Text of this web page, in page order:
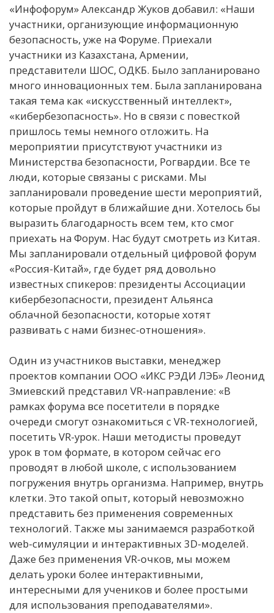
«Инфофорум» Александр Жуков добавил: «Наши
участники, организующие информационную
безопасность, уже на Форуме. Приехали
участники из Казахстана, Армении,
представители ШОС, ОДКБ. Было запланировано
много инновационных тем. Была запланирована
такая тема как «искусственный интеллект»,
«кибербезопасность». Но в связи с повесткой
пришлось темы немного отложить. На
мероприятии присутствуют участники из
Министерства безопасности, Рогвардии. Все те
люди, которые связаны с рисками. Мы
запланировали проведение шести мероприятий,
которые пройдут в ближайшие дни. Хотелось бы
выразить благодарность всем тем, кто смог
приехать на Форум. Нас будут смотреть из Китая.
Мы запланировали отдельный цифровой форум
«Россия-Китай», где будет ряд довольно
известных спикеров: президенты Ассоциации
кибербезопасности, президент Альянса
облачной безопасности, которые хотят
развивать с нами бизнес-отношения».
Один из участников выставки, менеджер
проектов компании ООО «ИКС РЭДИ ЛЭБ» Леонид
Змиевский представил VR-направление: «В
рамках форума все посетители в порядке
очереди смогут ознакомиться с VR-технологией,
посетить VR-урок. Наши методисты проведут
урок в том формате, в котором сейчас его
проводят в любой школе, с использованием
погружения внутрь организма. Например, внутрь
клетки. Это такой опыт, который невозможно
представить без применения современных
технологий. Также мы занимаемся разработкой
web-симуляции и интерактивных 3D-моделей.
Даже без применения VR-очков, мы можем
делать уроки более интерактивными,
интересными для учеников и более простыми
для использования преподавателями».